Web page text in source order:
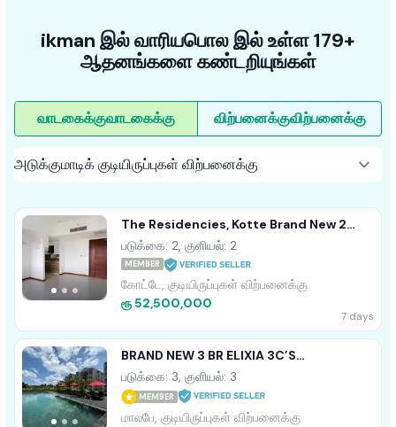
ikman இல் வாரியபொல இல் உள்ள 179+
ஆதனங்களை கண்டறியுங்கள்
வாடகைக்குவாடகைக்கு விற்பனைக்குவிற்பனைக்கு
The Residencies, Kotte Brand New 2
Bedroom Apartment For Sale
படுக்கை: 2, குளியல்: 2
MEMBER
கோட்டே, குடியிருப்புகள் விற்பனைக்கு
ரூ 52,500,000
7 days
BRAND NEW 3 BR ELIXIA 3C’S
APARTMENT FOR SALE IN MALABE
படுக்கை: 3, குளியல்: 3
MEMBER
மாலபே, குடியிருப்புகள் விற்பனைக்கு